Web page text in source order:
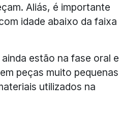
Aliás, é importante
idade abaixo da faixa
estão na fase oral e
peças muito pequenas
utilizados na